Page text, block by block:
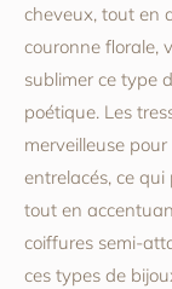
cheveux, tout en
couronne florale,
sublimer ce type
poétique. Les
merveilleuse
entrelacés, ce
tout en
coiffures semi-
ces types de